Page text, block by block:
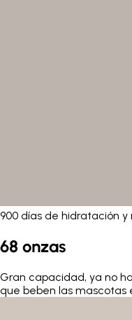
900 días de hidratación y
68 onzas
Gran capacidad, ya no
que beben las mascotas